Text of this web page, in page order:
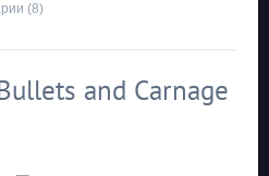
(8)
and Carnage